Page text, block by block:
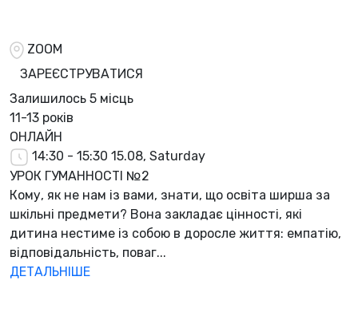
ZOOM
ЗАРЕЄСТРУВАТИСЯ
Залишилось 5 місць
11-13 років
ОНЛАЙН
14:30 - 15:30 15.08, Saturday
УРОК ГУМАННОСТІ №2
Кому, як не нам із вами, знати, що освіта ширша за
шкільні предмети? Вона закладає цінності, які
дитина нестиме із собою в доросле життя: емпатію,
відповідальність, поваг...
ДЕТАЛЬНІШЕ